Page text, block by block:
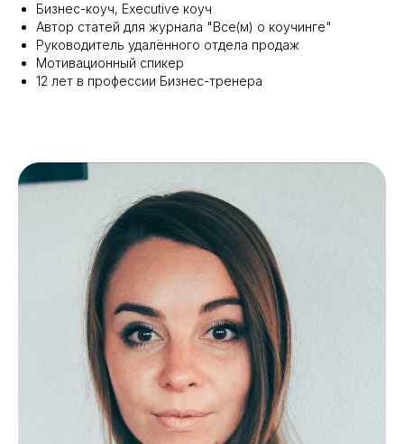
Бизнес-коуч, Executive коуч
Автор статей для журнала "Все(м) о коучинге"
Руководитель удалённого отдела продаж
Мотивационный спикер
12 лет в профессии Бизнес-тренера